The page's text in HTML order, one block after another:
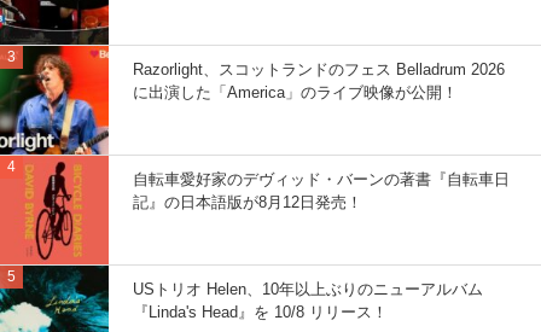
Razorlight、スコットランドのフェス Belladrum 2026
に出演した「America」のライブ映像が公開！
自転車愛好家のデヴィッド・バーンの著書『自転車日
記』の日本語版が8月12日発売！
USトリオ Helen、10年以上ぶりのニューアルバム
『Linda's Head』を 10/8 リリース！